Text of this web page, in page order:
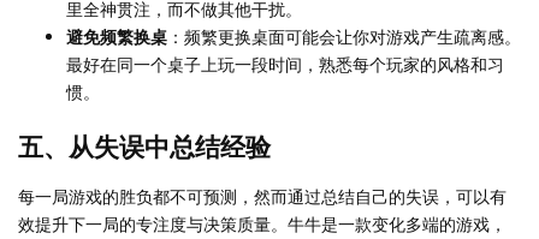
里全神贯注，而不做其他干扰。
避免频繁换桌 ：频繁更换桌面可能会让你对游戏产生疏离感。
最好在同一个桌子上玩一段时间，熟悉每个玩家的风格和习
惯。
五、从失误中总结经验
每一局游戏的胜负都不可预测，然而通过总结自己的失误，可以有
效提升下一局的专注度与决策质量。牛牛是一款变化多端的游戏，